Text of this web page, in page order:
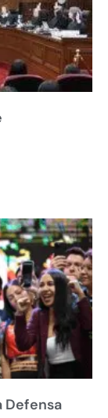
Defensa